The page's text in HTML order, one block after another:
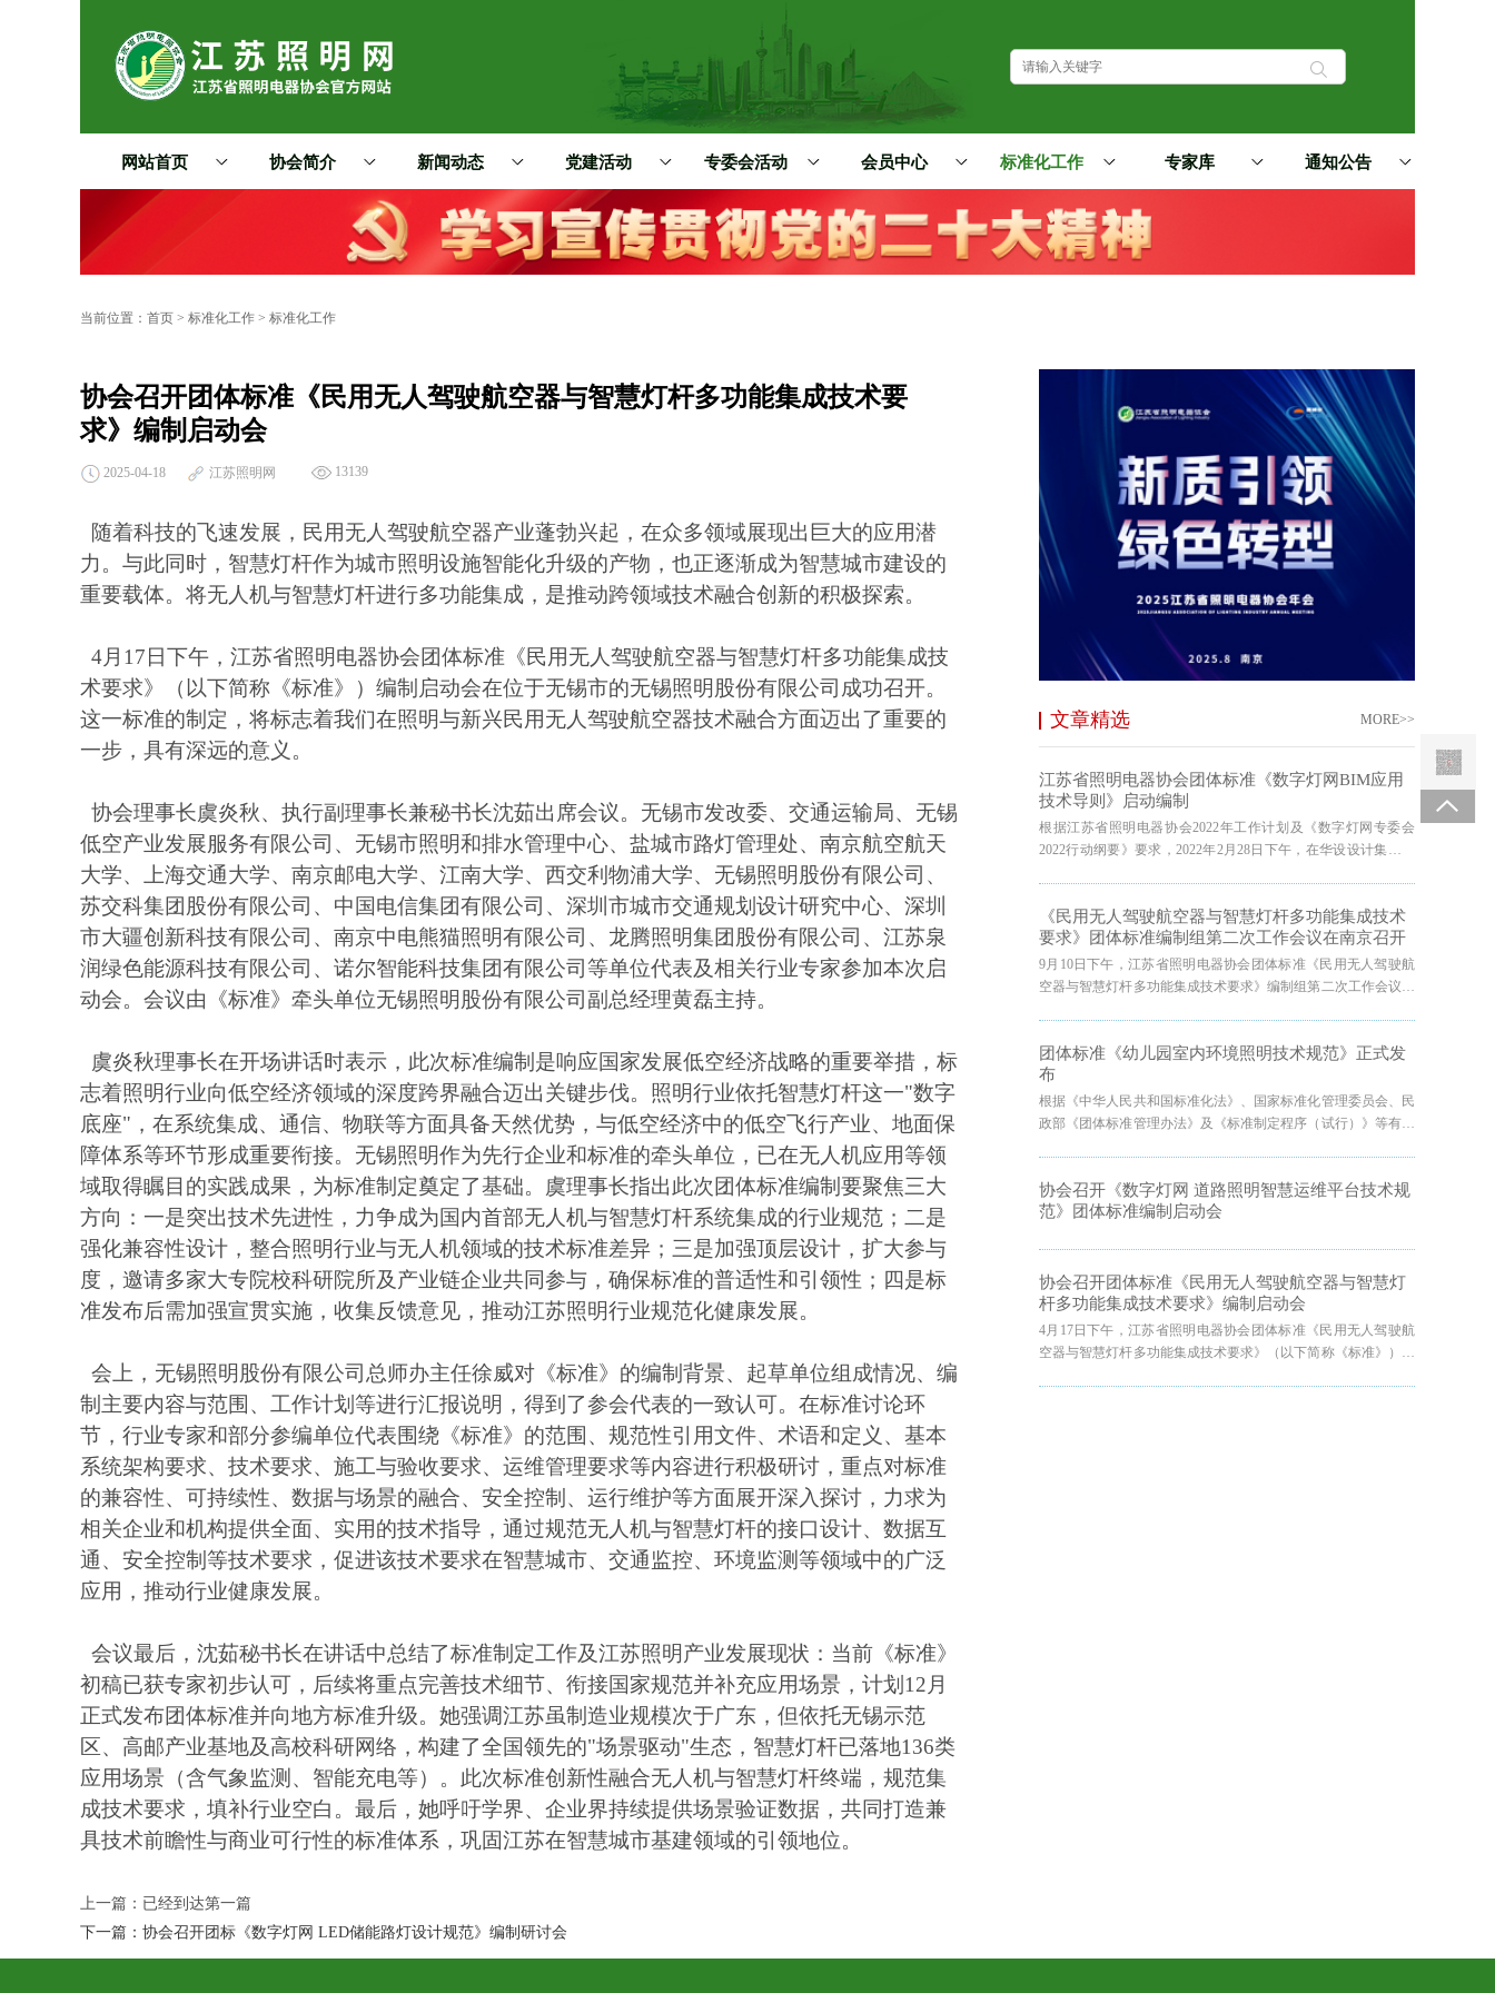
网站首页 协会简介 新闻动态 党建活动 专委会活动 会员中心 标准化工作 专家库 通知公告
当前位置： 首页 > 标准化工作 > 标准化工作
协会召开团体标准《民用无人驾驶航空器与智慧灯杆多功能集成技术要
求》编制启动会
2025-04-18 江苏照明网 13139
随着科技的飞速发展，民用无人驾驶航空器产业蓬勃兴起，在众多领域展现出巨大的应用潜
力。与此同时，智慧灯杆作为城市照明设施智能化升级的产物，也正逐渐成为智慧城市建设的
重要载体。将无人机与智慧灯杆进行多功能集成，是推动跨领域技术融合创新的积极探索。
4月17日下午，江苏省照明电器协会团体标准《民用无人驾驶航空器与智慧灯杆多功能集成技
术要求》（以下简称《标准》）编制启动会在位于无锡市的无锡照明股份有限公司成功召开。
这一标准的制定，将标志着我们在照明与新兴民用无人驾驶航空器技术融合方面迈出了重要的
一步，具有深远的意义。
协会理事长虞炎秋、执行副理事长兼秘书长沈茹出席会议。无锡市发改委、交通运输局、无锡
低空产业发展服务有限公司、无锡市照明和排水管理中心、盐城市路灯管理处、南京航空航天
大学、上海交通大学、南京邮电大学、江南大学、西交利物浦大学、无锡照明股份有限公司、
苏交科集团股份有限公司、中国电信集团有限公司、深圳市城市交通规划设计研究中心、深圳
市大疆创新科技有限公司、南京中电熊猫照明有限公司、龙腾照明集团股份有限公司、江苏泉
润绿色能源科技有限公司、诺尔智能科技集团有限公司等单位代表及相关行业专家参加本次启
动会。会议由《标准》牵头单位无锡照明股份有限公司副总经理黄磊主持。
虞炎秋理事长在开场讲话时表示，此次标准编制是响应国家发展低空经济战略的重要举措，标
志着照明行业向低空经济领域的深度跨界融合迈出关键步伐。照明行业依托智慧灯杆这一"数字
底座"，在系统集成、通信、物联等方面具备天然优势，与低空经济中的低空飞行产业、地面保
障体系等环节形成重要衔接。无锡照明作为先行企业和标准的牵头单位，已在无人机应用等领
域取得瞩目的实践成果，为标准制定奠定了基础。虞理事长指出此次团体标准编制要聚焦三大
方向：一是突出技术先进性，力争成为国内首部无人机与智慧灯杆系统集成的行业规范；二是
强化兼容性设计，整合照明行业与无人机领域的技术标准差异；三是加强顶层设计，扩大参与
度，邀请多家大专院校科研院所及产业链企业共同参与，确保标准的普适性和引领性；四是标
准发布后需加强宣贯实施，收集反馈意见，推动江苏照明行业规范化健康发展。
会上，无锡照明股份有限公司总师办主任徐威对《标准》的编制背景、起草单位组成情况、编
制主要内容与范围、工作计划等进行汇报说明，得到了参会代表的一致认可。在标准讨论环
节，行业专家和部分参编单位代表围绕《标准》的范围、规范性引用文件、术语和定义、基本
系统架构要求、技术要求、施工与验收要求、运维管理要求等内容进行积极研讨，重点对标准
的兼容性、可持续性、数据与场景的融合、安全控制、运行维护等方面展开深入探讨，力求为
相关企业和机构提供全面、实用的技术指导，通过规范无人机与智慧灯杆的接口设计、数据互
通、安全控制等技术要求，促进该技术要求在智慧城市、交通监控、环境监测等领域中的广泛
应用，推动行业健康发展。
会议最后，沈茹秘书长在讲话中总结了标准制定工作及江苏照明产业发展现状：当前《标准》
初稿已获专家初步认可，后续将重点完善技术细节、衔接国家规范并补充应用场景，计划12月
正式发布团体标准并向地方标准升级。她强调江苏虽制造业规模次于广东，但依托无锡示范
区、高邮产业基地及高校科研网络，构建了全国领先的"场景驱动"生态，智慧灯杆已落地136类
应用场景（含气象监测、智能充电等）。此次标准创新性融合无人机与智慧灯杆终端，规范集
成技术要求，填补行业空白。最后，她呼吁学界、企业界持续提供场景验证数据，共同打造兼
具技术前瞻性与商业可行性的标准体系，巩固江苏在智慧城市基建领域的引领地位。
上一篇：已经到达第一篇
下一篇： 协会召开团标《数字灯网 LED储能路灯设计规范》编制研讨会
文章精选 MORE>>
江苏省照明电器协会团体标准《数字灯网BIM应用
技术导则》启动编制
根据江苏省照明电器协会2022年工作计划及《数字灯网专委会
2022行动纲要》要求，2022年2月28日下午，在华设设计集团股
《民用无人驾驶航空器与智慧灯杆多功能集成技术
要求》团体标准编制组第二次工作会议在南京召开
9月10日下午，江苏省照明电器协会团体标准《民用无人驾驶航
空器与智慧灯杆多功能集成技术要求》编制组第二次工作会议在
团体标准《幼儿园室内环境照明技术规范》正式发
布
根据《中华人民共和国标准化法》、国家标准化管理委员会、民
政部《团体标准管理办法》及《标准制定程序（试行）》等有关
式发布，自2023年1月15日实施。
协会召开《数字灯网 道路照明智慧运维平台技术规
范》团体标准编制启动会
协会召开团体标准《民用无人驾驶航空器与智慧灯
杆多功能集成技术要求》编制启动会
4月17日下午，江苏省照明电器协会团体标准《民用无人驾驶航
空器与智慧灯杆多功能集成技术要求》（以下简称《标准》）编